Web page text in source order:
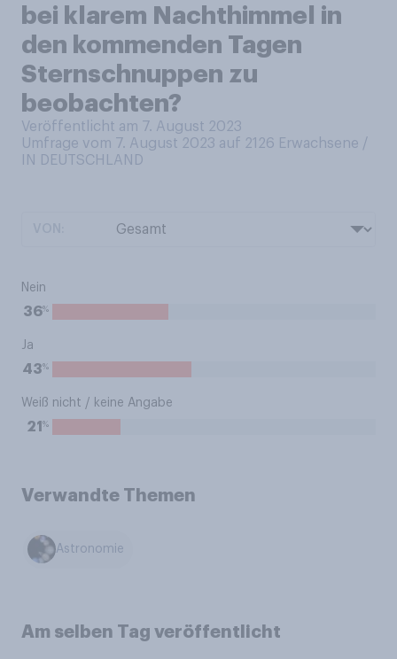
bei klarem Nachthimmel in
den kommenden Tagen
Sternschnuppen zu
beobachten?
Veröffentlicht am 7. August 2023
Umfrage vom 7. August 2023 auf 2126 Erwachsene /
IN DEUTSCHLAND
Nein
36%
Ja
43%
Weiß nicht / keine Angabe
21 %
Verwandte Themen
Astronomie
Am selben Tag veröffentlicht